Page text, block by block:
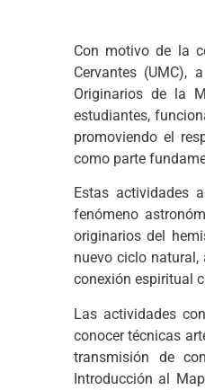
Con motivo de la
Cervantes (UMC),
Originarios de la
estudiantes,
promoviendo el
como parte
Estas actividades
fenómeno
originarios del
nuevo ciclo
conexión espiritual
Las actividades
conocer técnicas
transmisión de
Introducción al